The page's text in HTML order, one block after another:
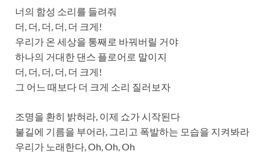
너의 함성 소리를 들려줘
더, 더, 더, 더, 더 크게!
우리가 온 세상을 통째로 바꿔버릴 거야
하나의 거대한 댄스 플로어로 말이지
더, 더, 더, 더, 더 크게!
그 어느 때보다 더 크게 소리 질러보자
조명을 환히 밝혀라, 이제 쇼가 시작된다
불길에 기름을 부어라, 그리고 폭발하는 모습을 지켜봐라
우리가 노래한다, Oh, Oh, Oh